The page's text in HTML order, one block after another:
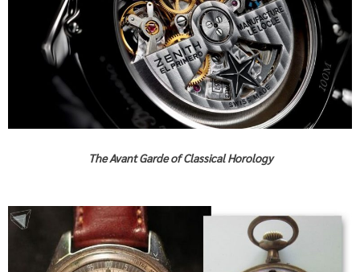
The Avant Garde of Classical Horology